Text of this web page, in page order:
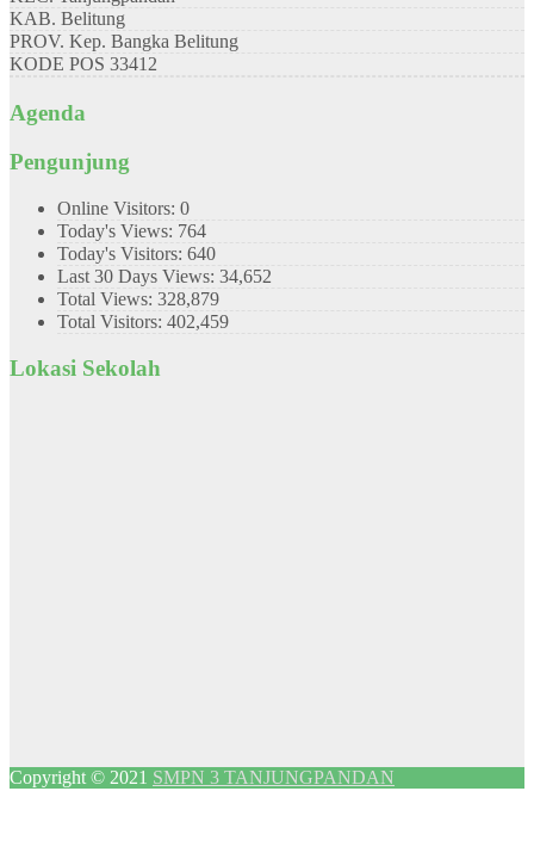
KAB. Belitung
PROV. Kep. Bangka Belitung
KODE POS 33412
Agenda
Pengunjung
Online Visitors: 0
Today's Views: 764
Today's Visitors: 640
Last 30 Days Views: 34,652
Total Views: 328,879
Total Visitors: 402,459
Lokasi Sekolah
Copyright © 2021 SMPN 3 TANJUNGPANDAN